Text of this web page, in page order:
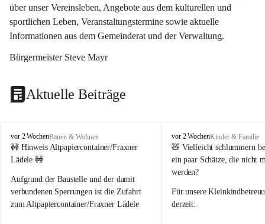
über unser Vereinsleben, Angebote aus dem kulturellen und
sportlichen Leben, Veranstaltungstermine sowie aktuelle
Informationen aus dem Gemeinderat und der Verwaltung.
Bürgermeister Steve Mayr
Aktuelle Beiträge
F
r
a
e
r
n
vor 2 WochenBauen & Wohnen
🚧 Hinweis Altpapiercontainer/Fraxner
Lädele 🚧
Aufgrund der Baustelle und der damit
verbundenen Sperrungen ist die Zufahrt
zum Altpapiercontainer/Fraxner Lädele
F
r
a
x
r
n
vor 2 WochenKinder & Familie
🧸 Vielleicht schlummern
ein paar Schätze, die nicht
werden?
Für unsere
derzeit: